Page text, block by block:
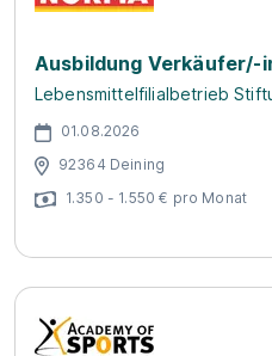
Ausbildung Verkäufer/-
Lebensmittelfilialbetrieb
01.08.2026
92364 Deining
1.350 - 1.550 € pro Monat